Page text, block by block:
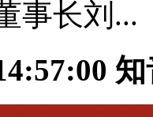
事长刘...